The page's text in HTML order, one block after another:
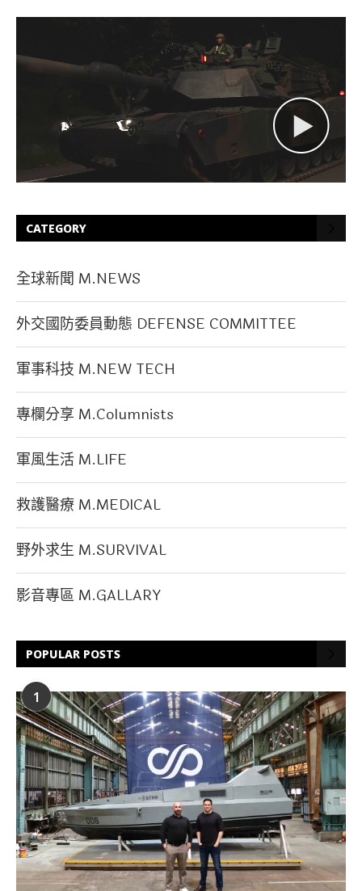
CATEGORY
全球新聞 M.NEWS
外交國防委員動態 DEFENSE COMMITTEE
軍事科技 M.NEW TECH
專欄分享 M.Columnists
軍風生活 M.LIFE
救護醫療 M.MEDICAL
野外求生 M.SURVIVAL
影音專區 M.GALLARY
POPULAR POSTS
1